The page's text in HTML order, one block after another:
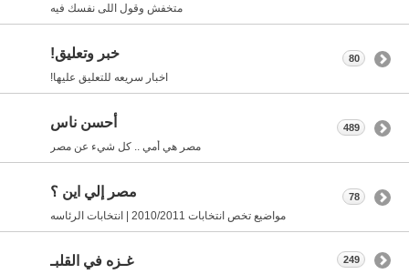
متخفش وقول اللى نفسك فيه
خبر وتعليق!
اخبار سريعه للتعليق عليها!
80
أحسن ناس
مصر هي أمي .. كل شيء عن مصر
489
مصر إلي اين ؟
مواضيع تخص انتخابات 2010/2011 | انتخابات الرئاسه
78
غـزه في القلبـ 249